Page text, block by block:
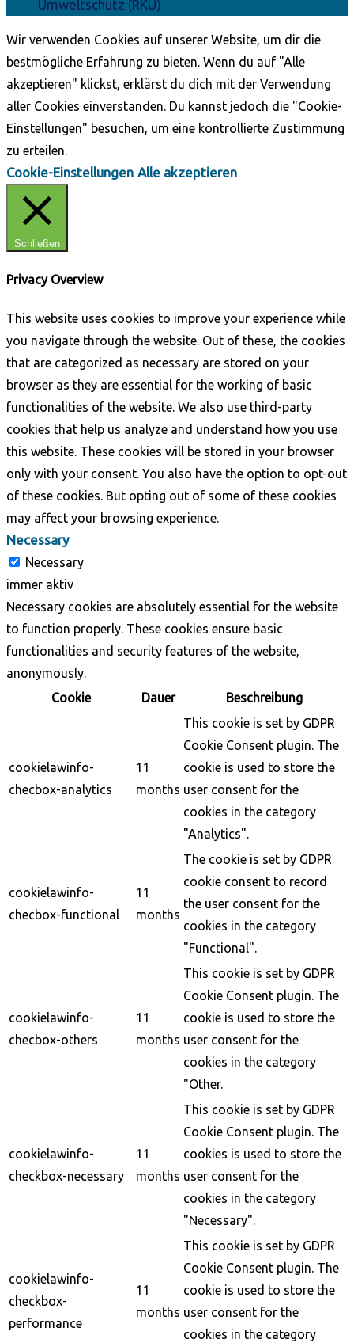
Umweltschutz (RKU)
Wir verwenden Cookies auf unserer Website, um dir die
bestmögliche Erfahrung zu bieten. Wenn du auf "Alle
akzeptieren" klickst, erklärst du dich mit der Verwendung
aller Cookies einverstanden. Du kannst jedoch die "Cookie-
Einstellungen" besuchen, um eine kontrollierte Zustimmung
zu erteilen.
Cookie-Einstellungen Alle akzeptieren
Schließen
Privacy Overview
This website uses cookies to improve your experience while
you navigate through the website. Out of these, the cookies
that are categorized as necessary are stored on your
browser as they are essential for the working of basic
functionalities of the website. We also use third-party
cookies that help us analyze and understand how you use
this website. These cookies will be stored in your browser
only with your consent. You also have the option to opt-out
of these cookies. But opting out of some of these cookies
may affect your browsing experience.
Necessary
Necessary
immer aktiv
Necessary cookies are absolutely essential for the website
to function properly. These cookies ensure basic
functionalities and security features of the website,
anonymously.
Cookie
Dauer Beschreibung
cookielawinfo-
checbox-analytics
11
months
This cookie is set by GDPR
Cookie Consent plugin. The
cookie is used to store the
user consent for the
cookies in the category
"Analytics".
cookielawinfo-
checbox-functional
11
months
The cookie is set by GDPR
cookie consent to record
the user consent for the
cookies in the category
"Functional".
cookielawinfo-
checbox-others
11
months
This cookie is set by GDPR
Cookie Consent plugin. The
cookie is used to store the
user consent for the
cookies in the category
"Other.
cookielawinfo-
checkbox-necessary
11
months
This cookie is set by GDPR
Cookie Consent plugin. The
cookies is used to store the
user consent for the
cookies in the category
"Necessary".
cookielawinfo-
checkbox-
performance
11
months
This cookie is set by GDPR
Cookie Consent plugin. The
cookie is used to store the
user consent for the
cookies in the category